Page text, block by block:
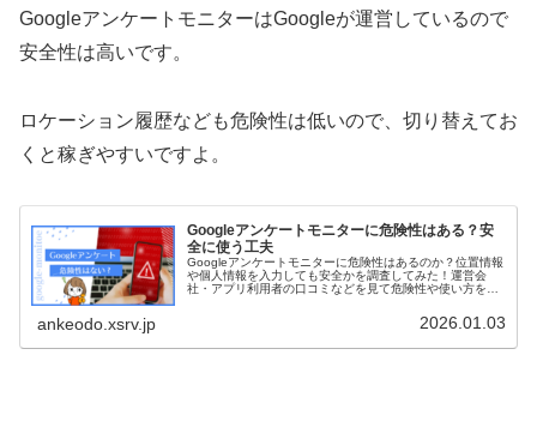
GoogleアンケートモニターはGoogleが運営しているので
安全性は高いです。
ロケーション履歴なども危険性は低いので、切り替えてお
くと稼ぎやすいですよ。
Googleアンケートモニターに危険性はある？安
全に使う工夫
Googleアンケートモニターに危険性はあるのか？位置情報
や個人情報を入力しても安全かを調査してみた！運営会
社・アプリ利用者の口コミなどを見て危険性や使い方を考
ankeodo.xsrv.jp 2026.01.03